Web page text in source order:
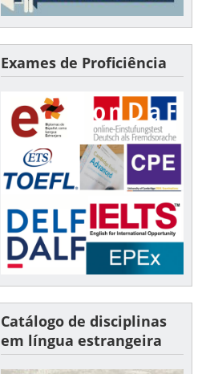
Exames de Proficiência
Catálogo de disciplinas
em língua estrangeira